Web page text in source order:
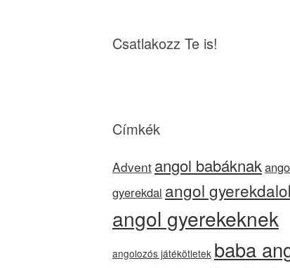
Csatlakozz Te is!
Címkék
Advent angol babáknak
gyerekdal angol
angol gyerekeknek
angolozós játékötletek baba